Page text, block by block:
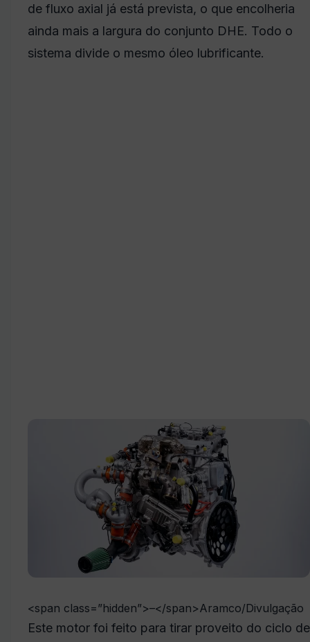
de fluxo axial já está prevista, o que encolheria
ainda mais a largura do conjunto DHE. Todo o
sistema divide o mesmo óleo lubrificante.
<span class=”hidden”>–</span>Aramco/Divulgação
Este motor foi feito para tirar proveito do ciclo de